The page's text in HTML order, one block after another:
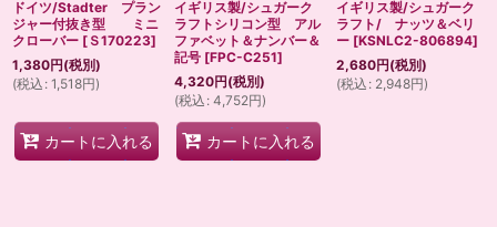
ドイツ/Stadter プラン
ジャー付抜き型 ミニ
クローバー [ Ｓ170223]
1,380円(税別)
(税込 : 1,518円)
カートに入れる
イギリス製/シュガーク
ラフトシリコン型 アル
ファベット＆ナンバー＆
記号 [FPC-C251]
4,320円(税別)
(税込 : 4,752円)
カートに入れる
イギリス製/シュガーク
ラフト/ ナッツ＆ベリ
ー [KSNLC2-806894]
2,680円(税別)
(税込 : 2,948円)